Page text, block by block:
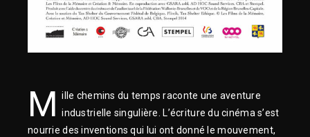
M ille chemins du temps raconte une aventure
industrielle singulière. L’écriture du cinéma s’est
nourrie des inventions qui lui ont donné le mouvement,